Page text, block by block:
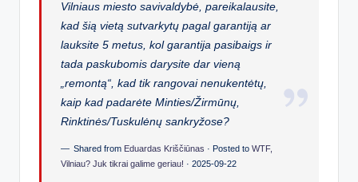
Vilniaus miesto savivaldybė, pareikalausite,
kad šią vietą sutvarkytų pagal garantiją ar
lauksite 5 metus, kol garantija pasibaigs ir
tada paskubomis darysite dar vieną
„remontą“, kad tik rangovai nenukentėtų,
kaip kad padarėte Minties/Žirmūnų,
Rinktinės/Tuskulėnų sankryžose?
Shared from Eduardas Kriščiūnas · Posted to WTF,
Vilniau? Juk tikrai galime geriau! ·2025-09-22